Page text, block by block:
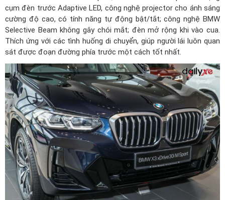
cụm đèn trước Adaptive LED, công nghệ projector cho ánh sáng
cường độ cao, có tính năng tự động bật/tắt; công nghệ BMW
Selective Beam không gây chói mắt; đèn mở rộng khi vào cua.
Thích ứng với các tình huống di chuyển, giúp người lái luôn quan
sát được đoạn đường phía trước một cách tốt nhất.